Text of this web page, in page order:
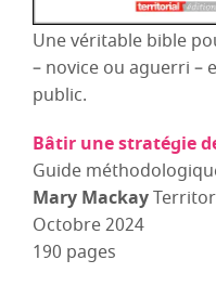
Une véritable bible
– novice ou aguerri –
public.
Bâtir une stratégie
Guide
Mary Mackay
Octobre 2024
190 pages